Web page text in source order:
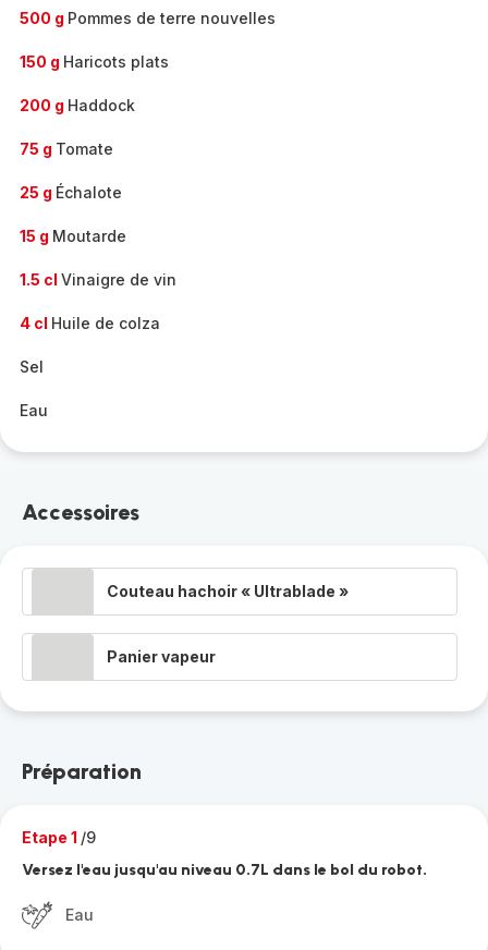
500 g Pommes de terre nouvelles
150 g Haricots plats
200 g Haddock
75 g Tomate
25 g Échalote
15 g Moutarde
1.5 cl Vinaigre de vin
4 cl Huile de colza
Sel
Eau
Accessoires
Couteau hachoir « Ultrablade »
Panier vapeur
Préparation
Etape 1 /9
Versez l'eau jusqu'au niveau 0.7L dans le bol du robot.
Eau